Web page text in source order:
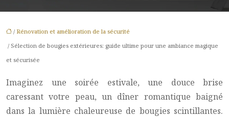
/ Rénovation et amélioration de la sécurité
/ Sélection de bougies extérieures: guide ultime pour une ambiance magique
et sécurisée
Imaginez une soirée estivale, une douce brise
caressant votre peau, un dîner romantique baigné
dans la lumière chaleureuse de bougies scintillantes.